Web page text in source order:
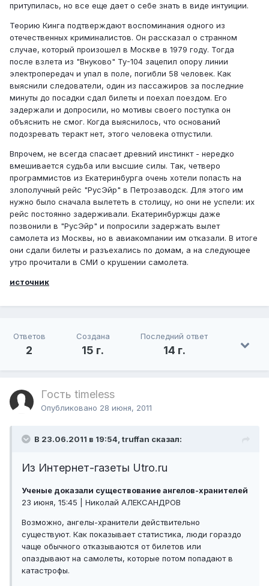
притупилась, но все еще дает о себе знать в виде интуиции.
Теорию Кинга подтверждают воспоминания одного из
отечественных криминалистов. Он рассказал о странном
случае, который произошел в Москве в 1979 году. Тогда
после взлета из "Внуково" Ту-104 зацепил опору линии
электропередач и упал в поле, погибли 58 человек. Как
выяснили следователи, один из пассажиров за последние
минуты до посадки сдал билеты и поехал поездом. Его
задержали и допросили, но мотивы своего поступка он
объяснить не смог. Когда выяснилось, что оснований
подозревать теракт нет, этого человека отпустили.
Впрочем, не всегда спасает древний инстинкт - нередко
вмешивается судьба или высшие силы. Так, четверо
программистов из Екатеринбурга очень хотели попасть на
злополучный рейс "РусЭйр" в Петрозаводск. Для этого им
нужно было сначала вылететь в столицу, но они не успели: их
рейс постоянно задерживали. Екатеринбуржцы даже
позвонили в "РусЭйр" и попросили задержать вылет
самолета из Москвы, но в авиакомпании им отказали. В итоге
они сдали билеты и разъехались по домам, а на следующее
утро прочитали в СМИ о крушении самолета.
источник
Ответов
2
Создана
15 г.
Последний ответ
14 г.
Гость timeless
Опубликовано 28 июня, 2011
В 23.06.2011 в 19:54, truffan сказал:
Из Интернет-газеты Utro.ru
Ученые доказали существование ангелов-хранителей
23 июня, 15:45 | Николай АЛЕКСАНДРОВ
Возможно, ангелы-хранители действительно
существуют. Как показывает статистика, люди гораздо
чаще обычного отказываются от билетов или
опаздывают на самолеты, которые потом попадают в
катастрофы.